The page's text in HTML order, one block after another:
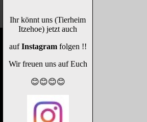
Ihr könnt uns (Tierheim
Itzehoe) jetzt auch
aufInstagramfolgen !!
Wir freuen uns auf Euch
😊😊😊😊